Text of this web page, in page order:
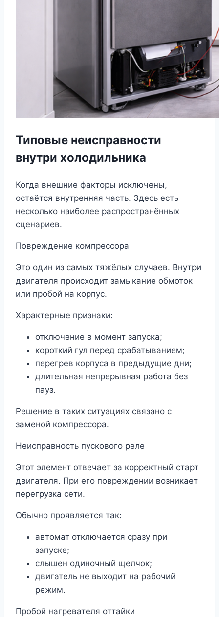
Типовые неисправности
внутри холодильника
Когда внешние факторы исключены,
остаётся внутренняя часть. Здесь есть
несколько наиболее распространённых
сценариев.
Повреждение компрессора
Это один из самых тяжёлых случаев. Внутри
двигателя происходит замыкание обмоток
или пробой на корпус.
Характерные признаки:
отключение в момент запуска;
короткий гул перед срабатыванием;
перегрев корпуса в предыдущие дни;
длительная непрерывная работа без
пауз.
Решение в таких ситуациях связано с
заменой компрессора.
Неисправность пускового реле
Этот элемент отвечает за корректный старт
двигателя. При его повреждении возникает
перегрузка сети.
Обычно проявляется так:
автомат отключается сразу при
запуске;
слышен одиночный щелчок;
двигатель не выходит на рабочий
режим.
Пробой нагревателя оттайки